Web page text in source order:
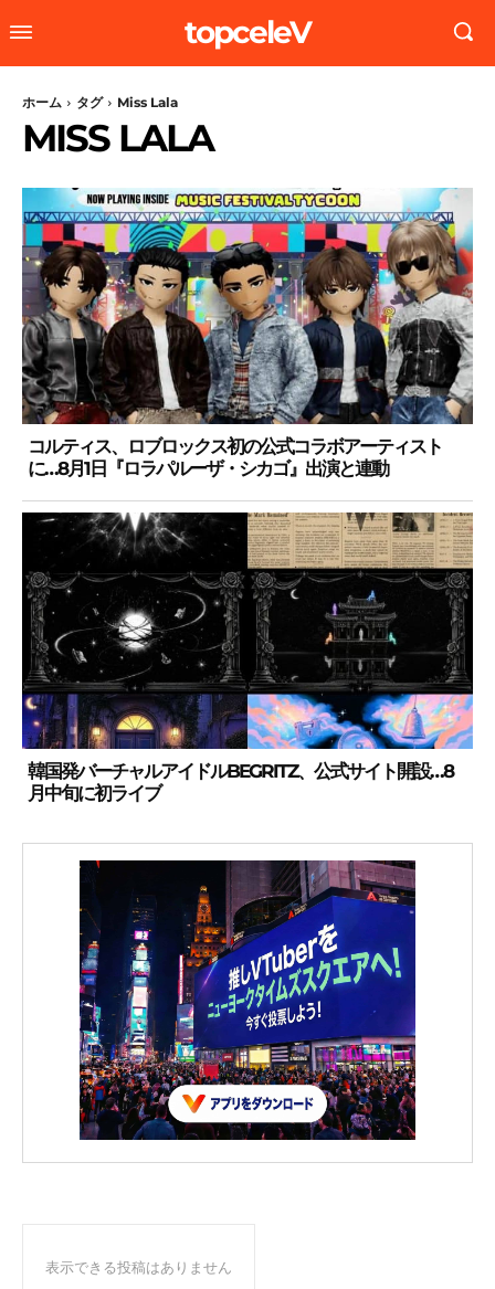
topceleV
ホーム タグ Miss Lala
MISS LALA
コルティス、ロブロックス初の公式コラボアーティスト
に…8月1日『ロラパルーザ・シカゴ』出演と連動
韓国発バーチャルアイドルBEGRITZ、公式サイト開設…8
月中旬に初ライブ
表示できる投稿はありません